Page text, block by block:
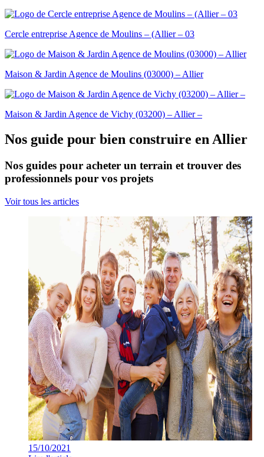
Cercle entreprise Agence de Moulins – (Allier – 03
Maison & Jardin Agence de Moulins (03000) – Allier
Maison & Jardin Agence de Vichy (03200) – Allier –
Nos guide pour bien construire en Allier
Nos guides pour acheter un terrain et trouver des
professionnels pour vos projets
Voir tous les articles
15/10/2021